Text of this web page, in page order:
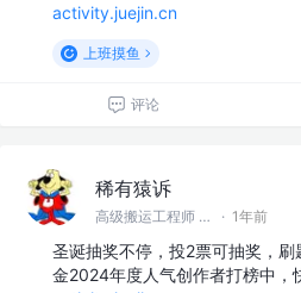
activity.juejin.cn
上班摸鱼
评论
稀有猿诉
高级搬运工程师 @稀有猿诉 · 1年前
圣诞抽奖不停，投2票可抽奖，
金2024年度人气创作者打榜中，